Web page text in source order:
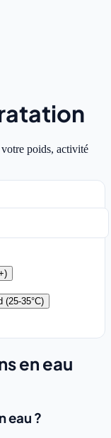
poids, activité
(25-35°C)
en eau
eau ?